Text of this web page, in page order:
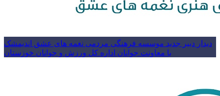
دیدار دبیر جدید موسسه فرهنگی مردمی نغمه های عشق اندیمشک
با معاونت جوانان اداره کل ورزش و جوانان خوزستان